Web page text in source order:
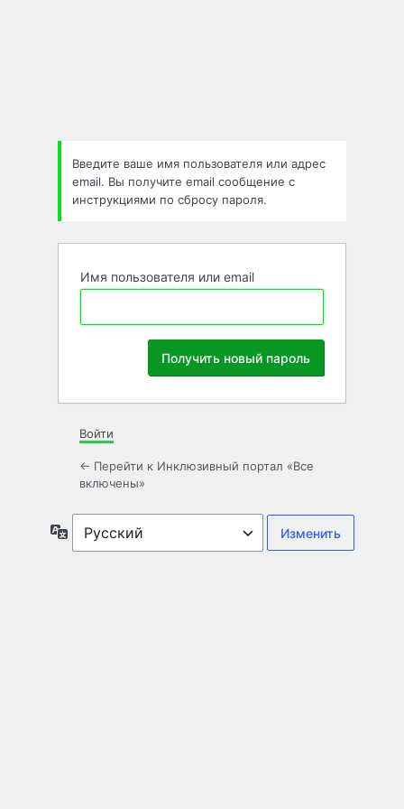
Введите ваше имя пользователя или адрес
email. Вы получите email сообщение с
инструкциями по сбросу пароля.
Имя пользователя или email
Войти
← Перейти к Инклюзивный портал «Все
включены»
Язык